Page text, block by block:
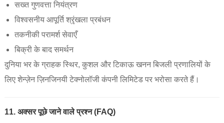
सख्त गुणवत्ता नियंत्रण
विश्वसनीय आपूर्ति श्रृंखला प्रबंधन
तकनीकी परामर्श सेवाएँ
बिक्री के बाद समर्थन
दुनिया भर के ग्राहक स्थिर, कुशल और टिकाऊ खनन बिजली प्रणालियों के
लिए शेन्ज़ेन ज़िनजिनयी टेक्नोलॉजी कंपनी लिमिटेड पर भरोसा करते हैं।
11. अक्सर पूछे जाने वाले प्रश्न (FAQ)